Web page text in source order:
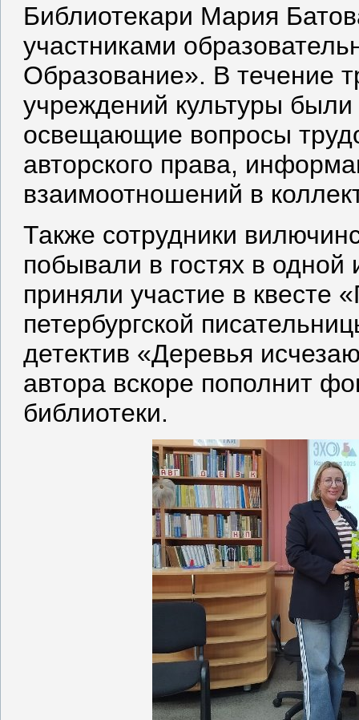
Библиотекари Мария
участниками
Образование». В течение
учреждений культуры
освещающие вопросы
авторского права,
взаимоотношений в
Также сотрудники
побывали в гостях в одной
приняли участие в квесте
петербургской
детектив «Деревья
автора вскоре пополнит
библиотеки.